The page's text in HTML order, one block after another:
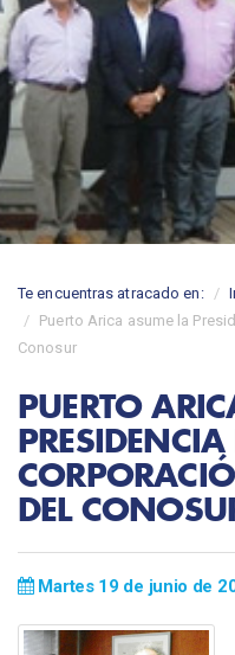
Te encuentras atracado en:
Puerto Arica asume la
Conosur
PUERTO
PRESIDENCIA
DEL
Martes 19 de junio de